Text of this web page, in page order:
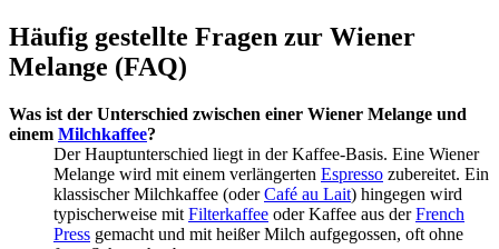
Häufig gestellte Fragen zur Wiener
Melange (FAQ)
Was ist der Unterschied zwischen einer Wiener Melange und
einem Milchkaffee?
Der Hauptunterschied liegt in der Kaffee-Basis. Eine Wiener
Melange wird mit einem verlängerten Espresso zubereitet. Ein
klassischer Milchkaffee (oderCafé au Lait) hingegen wird
typischerweise mit Filterkaffee oder Kaffee aus derFrench
Press gemacht und mit heißer Milch aufgegossen, oft ohne